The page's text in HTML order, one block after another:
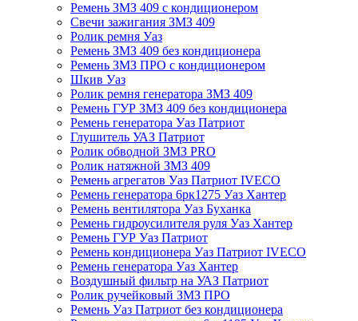
Ремень ЗМЗ 409 с кондиционером
Свечи зажигания ЗМЗ 409
Ролик ремня Уаз
Ремень ЗМЗ 409 без кондиционера
Ремень ЗМЗ ПРО с кондиционером
Шкив Уаз
Ролик ремня генератора ЗМЗ 409
Ремень ГУР ЗМЗ 409 без кондиционера
Ремень генератора Уаз Патриот
Глушитель УАЗ Патриот
Ролик обводной ЗМЗ PRO
Ролик натяжной ЗМЗ 409
Ремень агрегатов Уаз Патриот IVECO
Ремень генератора 6рк1275 Уаз Хантер
Ремень вентилятора Уаз Буханка
Ремень гидроусилителя руля Уаз Хантер
Ремень ГУР Уаз Патриот
Ремень кондиционера Уаз Патриот IVECO
Ремень генератора Уаз Хантер
Воздушный фильтр на УАЗ Патриот
Ролик ручейковый ЗМЗ ПРО
Ремень Уаз Патриот без кондиционера